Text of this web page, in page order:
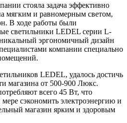
стояла задача эффективно
мягким и равномерным светом,
В ходе работы были
светильники LEDEL серии L-
эргономичный дизайн
компании специально
LEDEL, удалось достичь
магазина от 500-900 Люкс.
всего 45 Вт, что
сэкономить электроэнергию и
магазин ярким и здоровым